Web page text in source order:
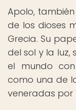
Apolo,
de los dioses
Grecia. Su
del sol y la luz,
el mundo
como una de
veneradas por